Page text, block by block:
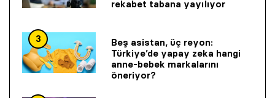
rekabet tabana yayılıyor
3
Beş asistan, üç reyon:
Türkiye’de yapay zeka hangi
anne-bebek markalarını
öneriyor?